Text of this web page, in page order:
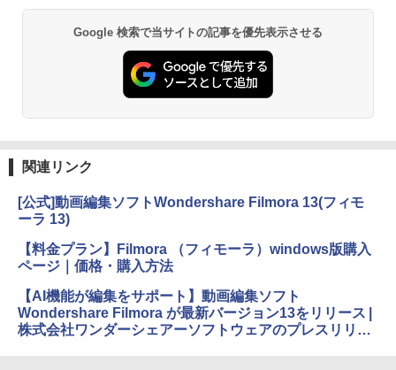
ClaudeCode いちばんやさしい 教科書:
非エンジニア 初心者 素人 でも安心 使い
方 マニュアル AI副業にもコンテンツ作成
にもKindle出版にも！ 非エンジニアのた
めのAIコーディング入門シリーズ
￥2,326
FM TOWNS ハイパー・カタログ: 本体ハ
ェクトリストと最新エミュレータ紹介
￥1,600
￥16,980
Kindle Paperwhite シグニチャーエディ
ション (32GB) 7インチディスプレイ、明
るさ自動調整、色調調節ライト、12週間
ブラック
Amazon Kindle Colorsoft | 16GBストレ
テリー、広告無し、ブラック (2025年発
売)
￥31,980
Google 検索で当サイトの記事を優先表示させる
関連リンク
[公式]動画編集ソフトWondershare Filmora 13(フィモ
ーラ 13)
【料金プラン】Filmora （フィモーラ）windows版購入
ページ｜価格・購入方法
【AI機能が編集をサポート】動画編集ソフト
Wondershare Filmora が最新バージョン13をリリース |
株式会社ワンダーシェアーソフトウェアのプレスリリー